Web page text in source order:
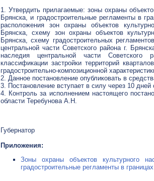
1. Утвердить прилагаемые: зоны охраны
Брянска, и градостроительные регламенты в
расположения зон охраны объектов
Брянска, схему зон охраны объектов
Брянска, схему градостроительных
центральной части Советского района г.
наследия центральной части Советского
классификации застройки территорий
градостроительно-композиционной
2. Данное постановление опубликовать в
3. Постановление вступает в силу через 10
4. Контроль за исполнением настоящего
области Теребунова А.Н.
Губернатор
Приложения:
Зоны охраны объектов культурного
градостроительные регламенты в